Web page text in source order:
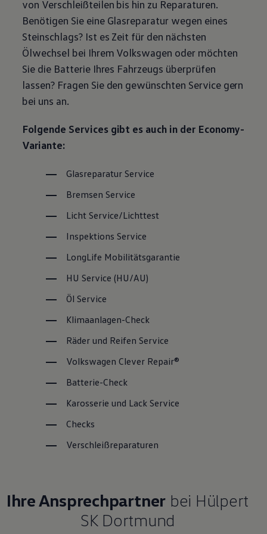
Magazin
Lifestyle
Transport
Familie
Elektromobilität
Volkswagen R
Pannen- und Unfallhilfe
Volkswagen Kundenbetreuung
von Verschleißteilen bis hin zu Reparaturen.
Benötigen Sie eine Glasreparatur wegen eines
Steinschlags? Ist es Zeit für den nächsten
Ölwechsel bei Ihrem Volkswagen oder möchten
Sie die Batterie Ihres Fahrzeugs überprüfen
lassen? Fragen Sie den gewünschten Servicegern
bei uns an.
Folgende Services gibt es auch in der Economy-
Variante:
Glasreparatur Service
Bremsen Service
Licht Service/Lichttest
Inspektions Service
LongLife Mobilitätsgarantie
HU Service (HU/AU)
Öl Service
Klimaanlagen-Check
Räder und Reifen Service
Volkswagen Clever Repair®
Batterie-Check
Karosserie und Lack Service
Checks
Verschleißreparaturen
Ihre Ansprechpartner bei Hülpert
SK Dortmund